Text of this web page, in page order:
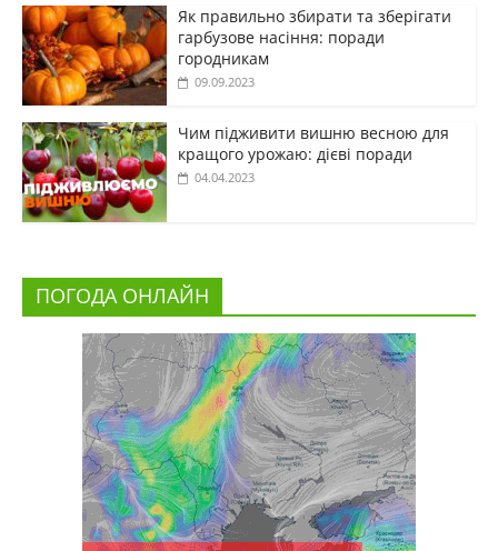
Як правильно збирати та зберігати
гарбузове насіння: поради
городникам
09.09.2023
Чим підживити вишню весною для
кращого урожаю: дієві поради
04.04.2023
ПОГОДА ОНЛАЙН